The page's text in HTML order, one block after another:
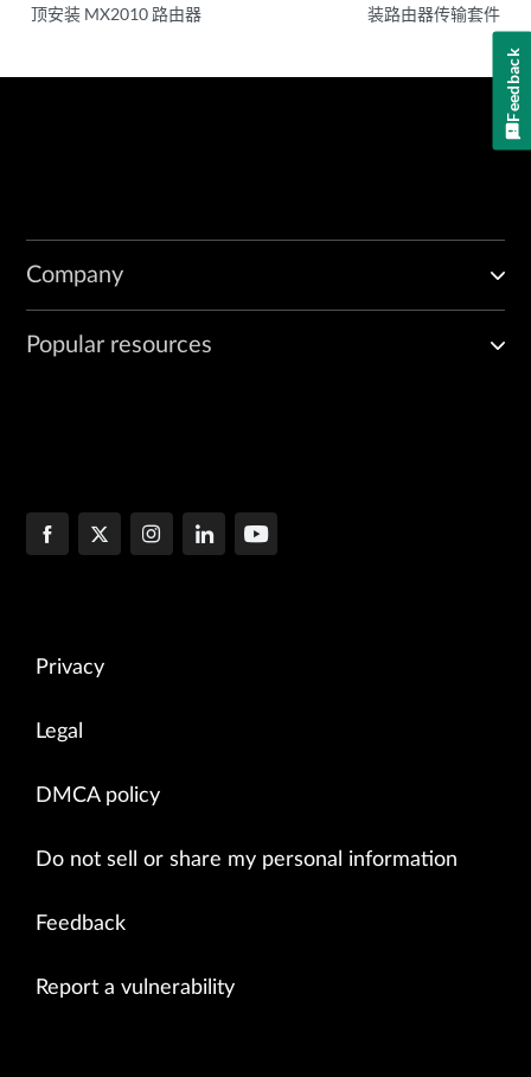
顶安装 MX2010 路由器
装路由器传输套件
Company
Popular resources
Privacy
Legal
DMCA policy
Do not sell or share my personal information
Feedback
Report a vulnerability
Feedback